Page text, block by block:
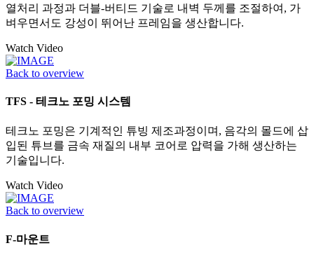
열처리 과정과 더블-버티드 기술로 내벽 두께를 조절하여, 가
벼우면서도 강성이 뛰어난 프레임을 생산합니다.
Watch Video
Back to overview
TFS - 테크노 포밍 시스템
테크노 포밍은 기계적인 튜빙 제조과정이며, 음각의 몰드에 삽
입된 튜브를 금속 재질의 내부 코어로 압력을 가해 생산하는
기술입니다.
Watch Video
Back to overview
F-마운트